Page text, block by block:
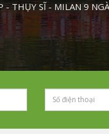
- THỤY SĨ - MILAN 9